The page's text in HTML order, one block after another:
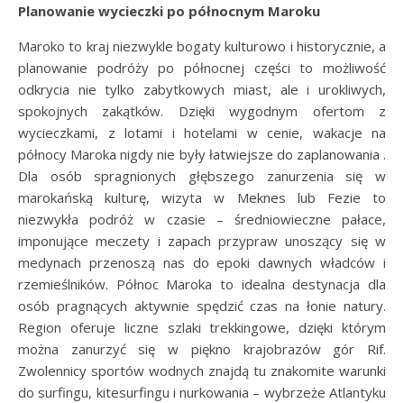
Planowanie wycieczki po północnym Maroku
Maroko to kraj niezwykle bogaty kulturowo i historycznie, a
planowanie podróży po północnej części to możliwość
odkrycia nie tylko zabytkowych miast, ale i urokliwych,
spokojnych zakątków. Dzięki wygodnym ofertom z
wycieczkami, z lotami i hotelami w cenie, wakacje na
północy Maroka nigdy nie były łatwiejsze do zaplanowania .
Dla osób spragnionych głębszego zanurzenia się w
marokańską kulturę, wizyta w Meknes lub Fezie to
niezwykła podróż w czasie – średniowieczne pałace,
imponujące meczety i zapach przypraw unoszący się w
medynach przenoszą nas do epoki dawnych władców i
rzemieślników. Północ Maroka to idealna destynacja dla
osób pragnących aktywnie spędzić czas na łonie natury.
Region oferuje liczne szlaki trekkingowe, dzięki którym
można zanurzyć się w piękno krajobrazów gór Rif.
Zwolennicy sportów wodnych znajdą tu znakomite warunki
do surfingu, kitesurfingu i nurkowania – wybrzeże Atlantyku